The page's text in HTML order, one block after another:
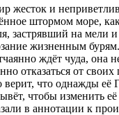
жесток и
штормом море,
застрявший на мели
жизненным
ждёт чуда, она
отказаться от своих
верит, что однажды её
чтобы изменить
в аннотации к